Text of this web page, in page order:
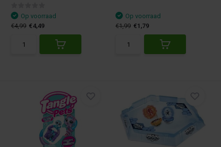
Op voorraad
€4,99 €4,49
Op voorraad
€1,99 €1,79